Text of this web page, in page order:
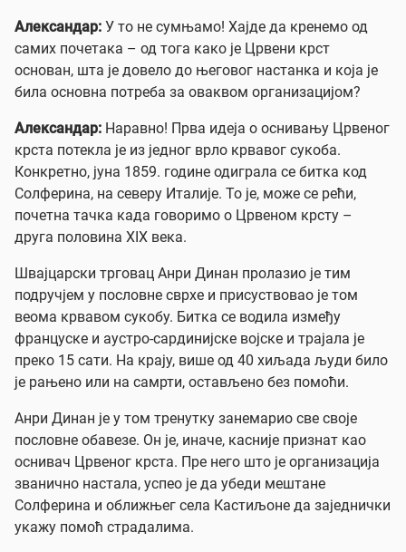
Александар: У то не сумњамо! Хајде да кренемо од
самих почетака – од тога како је Црвени крст
основан, шта је довело до његовог настанка и која је
била основна потреба за оваквом организацијом?
Александар: Наравно! Прва идеја о оснивању Црвеног
крста потекла је из једног врло крвавог сукоба.
Конкретно, јуна 1859. године одиграла се битка код
Солферина, на северу Италије. То је, може се рећи,
почетна тачка када говоримо о Црвеном крсту –
друга половина XIX века.
Швајцарски трговац Анри Динан пролазио је тим
подручјем у пословне сврхе и присуствовао је том
веома крвавом сукобу. Битка се водила између
француске и аустро-сардинијске војске и трајала је
преко 15 сати. На крају, више од 40 хиљада људи било
је рањено или на самрти, остављено без помоћи.
Анри Динан је у том тренутку занемарио све своје
пословне обавезе. Он је, иначе, касније признат као
оснивач Црвеног крста. Пре него што је организација
званично настала, успео је да убеди мештане
Солферина и оближњег села Кастиљоне да заједнички
укажу помоћ страдалима.